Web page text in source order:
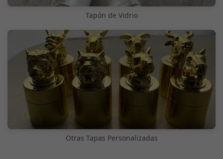
Tapón de Vidrio
Otras Tapas Personalizadas